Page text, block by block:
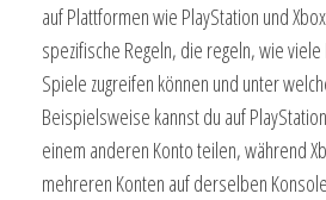
auf Plattformen wie PlayStation und
spezifische Regeln, die regeln, wie
Spiele zugreifen können und unter
Beispielsweise kannst du auf
einem anderen Konto teilen, während
mehreren Konten auf derselben